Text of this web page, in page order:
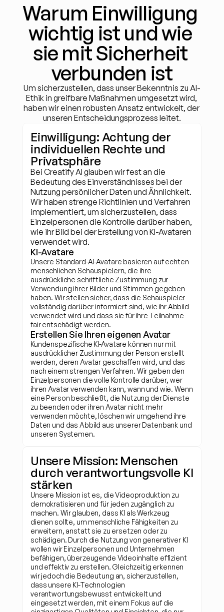
Warum Einwilligung
wichtig ist und wie
sie mit Sicherheit
verbunden ist
Um sicherzustellen, dass unser Bekenntnis zu AI-
Ethik in greifbare Maßnahmen umgesetzt wird,
haben wir einen robusten Ansatz entwickelt, der
unseren Entscheidungsprozess leitet.
Einwilligung: Achtung der
individuellen Rechte und
Privatsphäre
Bei Creatify AI glauben wir fest an die
Bedeutung des Einverständnisses bei der
Nutzung persönlicher Daten und Ähnlichkeit.
Wir haben strenge Richtlinien und Verfahren
implementiert, um sicherzustellen, dass
Einzelpersonen die Kontrolle darüber haben,
wie ihr Bild bei der Erstellung von KI-Avataren
verwendet wird.
KI-Avatare
Unsere Standard-AI-Avatare basieren auf echten
menschlichen Schauspielern, die ihre
ausdrückliche schriftliche Zustimmung zur
Verwendung ihrer Bilder und Stimmen gegeben
haben. Wir stellen sicher, dass die Schauspieler
vollständig darüber informiert sind, wie ihr Abbild
verwendet wird und dass sie für ihre Teilnahme
fair entschädigt werden.
Erstellen Sie Ihren eigenen Avatar
Kundenspezifische KI-Avatare können nur mit
ausdrücklicher Zustimmung der Person erstellt
werden, deren Avatar geschaffen wird, und das
nach einem strengen Verfahren. Wir geben den
Einzelpersonen die volle Kontrolle darüber, wer
ihren Avatar verwenden kann, wann und wie. Wenn
eine Person beschließt, die Nutzung der Dienste
zu beenden oder ihren Avatar nicht mehr
verwenden möchte, löschen wir umgehend ihre
Daten und das Abbild aus unserer Datenbank und
unseren Systemen.
Unsere Mission: Menschen
durch verantwortungsvolle KI
stärken
Unsere Mission ist es, die Videoproduktion zu
demokratisieren und für jeden zugänglich zu
machen. Wir glauben, dass KI als Werkzeug
dienen sollte, um menschliche Fähigkeiten zu
erweitern, anstatt sie zu ersetzen oder zu
schädigen. Durch die Nutzung von generativer KI
wollen wir Einzelpersonen und Unternehmen
befähigen, überzeugende Videoinhalte effizient
und effektiv zu erstellen. Gleichzeitig erkennen
wir jedoch die Bedeutung an, sicherzustellen,
dass unsere KI-Technologien
verantwortungsbewusst entwickelt und
eingesetzt werden, mit einem Fokus auf die